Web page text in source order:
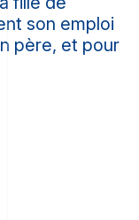
son emploi
père, et pour